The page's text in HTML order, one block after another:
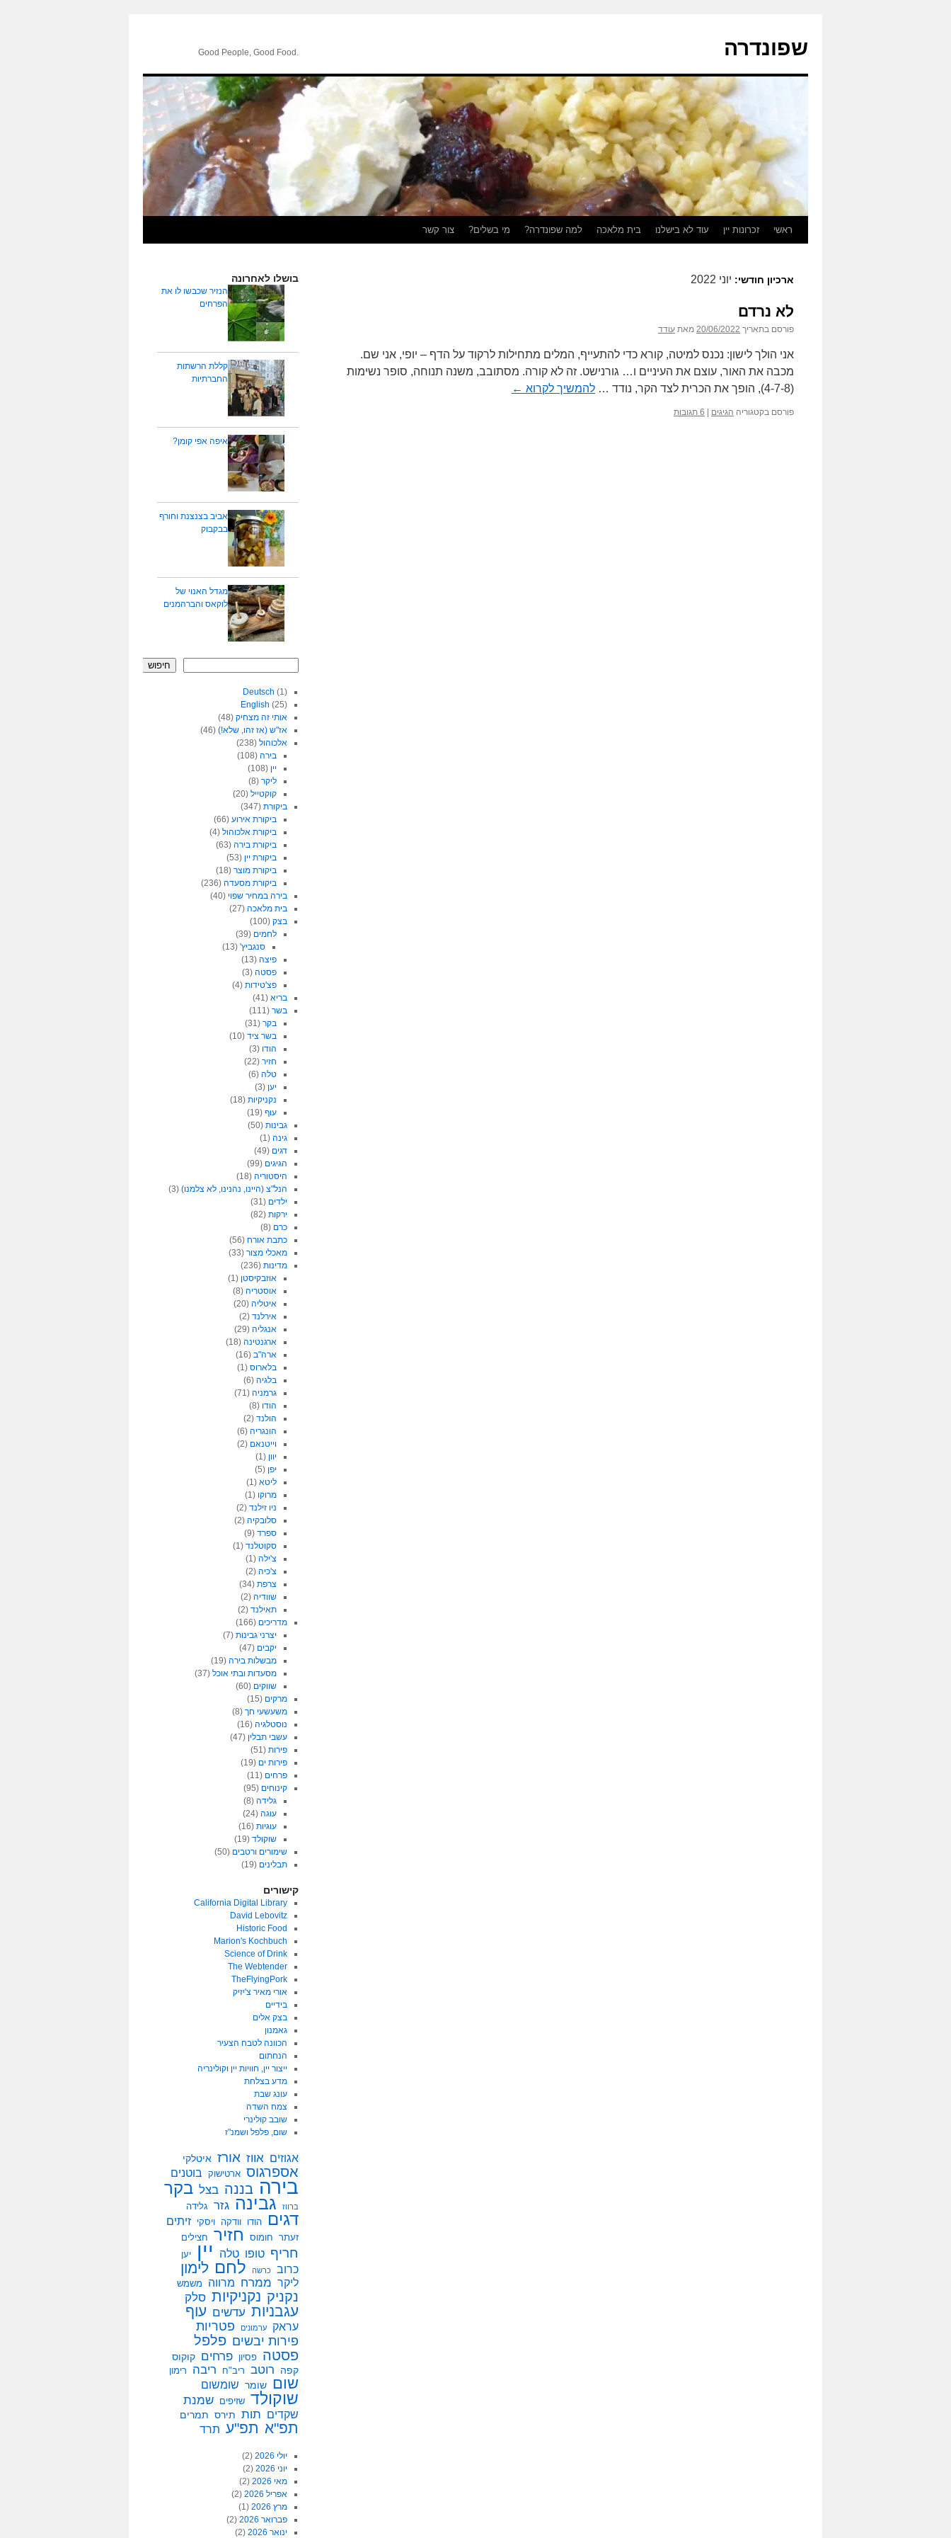
שפונדרה .Good People, Good Food
ראשי זכרונות יין עוד לא בישלנו בית מלאכה למה שפונדרה? מי בשלים? צור קשר
ארכיון חודשי: יוני 2022
לא נרדם
פורסם בתאריך 20/06/2022 מאת עודד
אני הולך לישון: נכנס למיטה, קורא כדי להתעייף, המלים מתחילות לרקוד על הדף – יופי, אני שם.
מכבה את האור, עוצם את העיניים ו… גורנישט. זה לא קורה. מסתובב, משנה תנוחה, סופר נשימות
(4-7-8), הופך את הכרית לצד הקר, נודד …
להמשיך לקרוא ←
פורסם בקטגוריה הגיגים 6 תגובות
בושלו לאחרונה
הנזיר שכבשו לו את
הפרחים
קללת הרשתות
החברתיות
איפה אפי קומן?
אביב בצנצנת וחורף
בבקבוק
מגדל האנוי של
לוקאס והברהמנים
חיפוש
Deutsch (1)
English (25)
אותי זה מצחיק(48)
אז"ש (אז זהו, שלא!)(46)
אלכוהול(238)
בירה (108)
יין (108)
ליקר (8)
קוקטייל (20)
ביקורת(347)
ביקורת אירוע (66)
ביקורת אלכוהול (4)
ביקורת בירה (63)
ביקורת יין (53)
ביקורת מוצר (18)
ביקורת מסעדה (236)
בירה במחיר שפוי (40)
בית מלאכה(27)
בצק(100)
לחמים (39)
סנגביץ'(13)
פיצה (13)
פסטה (3)
פצ'טידות (4)
בריא(41)
בשר(111)
בקר (31)
בשר ציד (10)
הודו (3)
חזיר (22)
טלה (6)
יען (3)
נקניקיות (18)
עוף (19)
גבינות(50)
גינה(1)
דגים (49)
הגיגים (99)
היסטוריה(18)
הנל"צ (היינו, נהנינו, לא צלמנו)(3)
ילדים (31)
ירקות(82)
כרם (8)
כתבת אורח (56)
מאכלי מצור(33)
מדינות(236)
אוזבקיסטן (1)
אוסטריה (8)
איטליה (20)
אירלנד (2)
אנגליה (29)
ארגנטינה (18)
ארה"ב (16)
בלארוס (1)
בלגיה (6)
גרמניה (71)
הודו (8)
הולנד (2)
הונגריה (6)
וייטנאם (2)
יוון (1)
יפן (5)
ליטא (1)
מרוקו (1)
ניו זילנד (2)
סלובקיה (2)
ספרד (9)
סקוטלנד (1)
צ'ילה (1)
צ'כיה (2)
צרפת (34)
שוודיה (2)
תאילנד (2)
מדריכים (166)
יצרני גבינות (7)
יקבים (47)
מבשלות בירה (19)
מסעדות ובתי אוכל (37)
שווקים (60)
מרקים (15)
משעשעי חך(8)
נוסטלגיה(16)
עשבי תבלין (47)
פירות(51)
פירות ים (19)
פרחים (11)
קינוחים (95)
גלידה (8)
עוגה (24)
עוגיות (16)
שוקולד (19)
שימורים ורטבים (50)
תבלינים (19)
קישורים
California Digital Library
David Lebovitz
Historic Food
Marion's Kochbuch
Science of Drink
The Webtender
TheFlyingPork
אורי מאיר צ'יזיק
בידיים
בצק אלים
גאמנון
הכוונה לטבח הצעיר
הנחתום
ייצור יין, חוויות יין וקולינריה
מדע בצלחת
עונג שבת
צמח השדה
שובב קולינרי
שום, פלפל ושמנ"ז
אגוזים אווז אורז איטלקי
אספרגוס ארטישוק בוטנים
בירה בננה בצל בקר
ברווז גבינה גזר גלידה
דגים הודו וודקה ויסקי זיתים
זעתר חומוס חזיר חצילים
חריף טופו טלה יין יען
כרוב כרשה לחם לימון
ליקר ממרח מרווה משמש
נקניק נקניקיות סלק
עגבניות עדשים עוף
עראק ערמונים
פטריות
פירות יבשים פלפל
פסטה פסיון פרחים קוקוס
קפה
רוטב ריב"ח ריבה רימון
שום שומר שומשום
שוקולד שזיפים שמנת
שקדים תות תירס תמרים
תפ"א תפ"ע תרד
יולי 2026
(2)
יוני 2026
(2)
מאי 2026
(2)
אפריל 2026
(2)
מרץ 2026
(1)
פברואר 2026
(2)
ינואר 2026
(2)